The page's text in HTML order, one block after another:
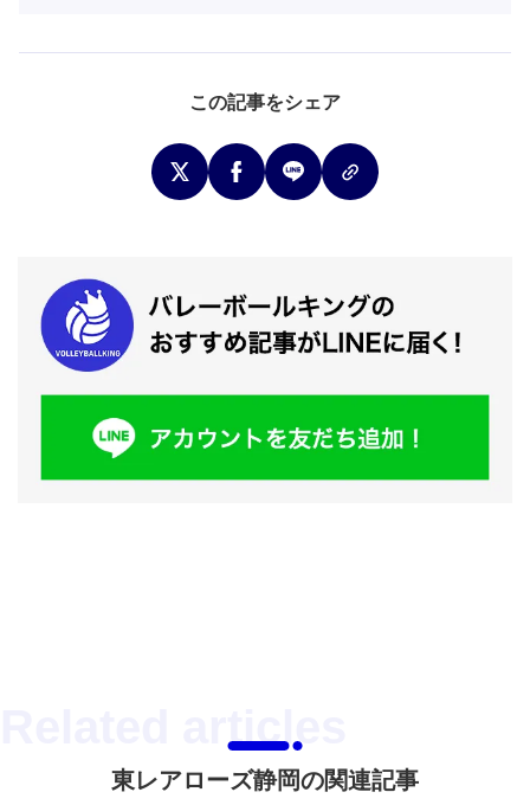
この記事をシェア
東レアローズ静岡の関連記事